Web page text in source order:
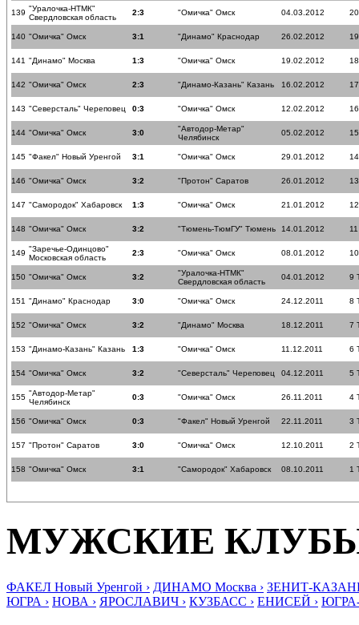
139 "Уралочка-НТМК"
Свердловская область
2:3 "Омичка" Омск 04.03.2012
140 "Омичка" Омск 3:1 "Динамо" Краснодар 26.02.2012
141 "Динамо" Москва 1:3 "Омичка" Омск 19.02.2012
142 "Омичка" Омск 2:3 "Динамо-Казань" Казань 16.02.2012
143 "Северсталь" Череповец 0:3 "Омичка" Омск 12.02.2012
144 "Омичка" Омск 3:0
"Автодор-Метар"
Челябинск
05.02.2012
145 "Факел" Новый Уренгой 3:1 "Омичка" Омск 29.01.2012
146 "Омичка" Омск 3:2 "Протон" Саратов 26.01.2012
147 "Самородок" Хабаровск 1:3 "Омичка" Омск 21.01.2012
148 "Омичка" Омск 3:2 "Тюмень-ТюмГУ" Тюмень 14.01.2012
149 "Заречье-Одинцово"
Московская область
2:3 "Омичка" Омск 08.01.2012
150 "Омичка" Омск 3:2
"Уралочка-НТМК"
Свердловская область
04.01.2012 9
151 "Динамо" Краснодар 3:0 "Омичка" Омск 24.12.2011 8
152 "Омичка" Омск 3:2 "Динамо" Москва 18.12.2011 7
153 "Динамо-Казань" Казань 1:3 "Омичка" Омск 11.12.2011 6
154 "Омичка" Омск 3:2 "Северсталь" Череповец 04.12.2011 5
155 "Автодор-Метар"
Челябинск
0:3 "Омичка" Омск 26.11.2011 4
156 "Омичка" Омск 0:3 "Факел" Новый Уренгой 22.11.2011 3
157 "Протон" Саратов 3:0 "Омичка" Омск 12.10.2011 2
158 "Омичка" Омск 3:1 "Самородок" Хабаровск 08.10.2011 1
МУЖСКИЕ
ФАКЕЛ Новый Уренгой › ДИНАМО Москва › ЗЕНИТ-
ЮГРА › НОВА › ЯРОСЛАВИЧ › КУЗБАСС › ЕНИСЕЙ ›